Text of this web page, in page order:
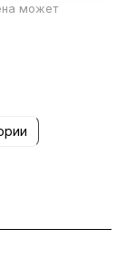
может